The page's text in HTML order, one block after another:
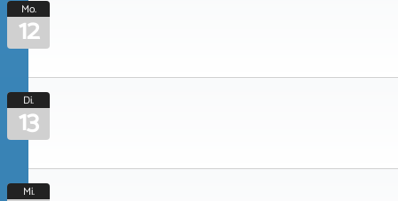
Mo.
12
Di.
13
Mi.